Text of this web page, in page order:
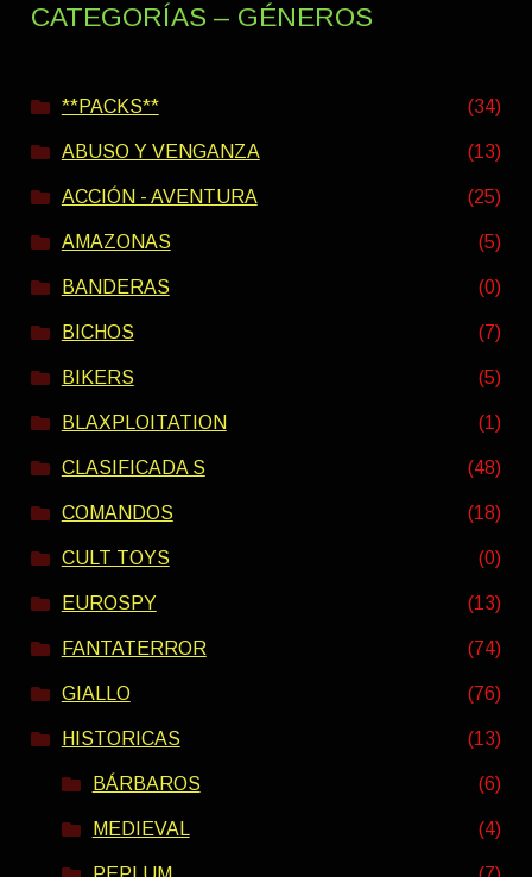
CATEGORÍAS – GÉNEROS
**PACKS** (34)
ABUSO Y VENGANZA (13)
ACCIÓN - AVENTURA (25)
AMAZONAS (5)
BANDERAS (0)
BICHOS (7)
BIKERS (5)
BLAXPLOITATION (1)
CLASIFICADA S (48)
COMANDOS (18)
CULT TOYS (0)
EUROSPY (13)
FANTATERROR (74)
GIALLO (76)
HISTORICAS (13)
BÁRBAROS (6)
MEDIEVAL (4)